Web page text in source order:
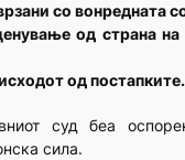
со вонредната
од страна на
од постапките.
суд беа
сила.